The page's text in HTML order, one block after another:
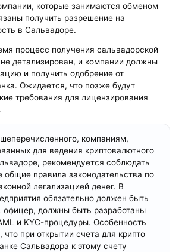
которые занимаются обменом
получить разрешение на
в Сальвадоре.
процесс получения сальвадорской
детализирован, и компании должны
и получить одобрение от
Ожидается, что позже будут
требования для лицензирования
компаниям,
для ведения криптовалютного
рекомендуется соблюдать
правила законодательства по
легализацией денег. В
обязательно должен быть
офицер, должны быть разработаны
и KYC-процедуры. Особенность
при открытии счета для крипто
Сальвадора к этому счету